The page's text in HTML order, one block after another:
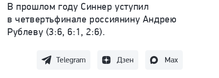
В прошлом году Синнер уступил
в четвертьфинале россиянину Андрею
Рублеву (3:6, 6:1, 2:6).
Telegram Дзен Max